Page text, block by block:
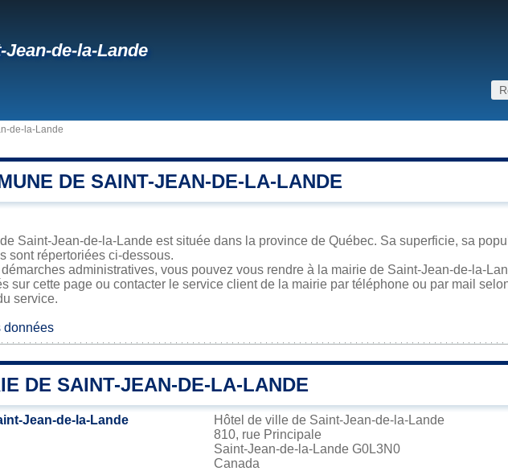
Jean-de-la-Lande
de-la-Lande
DE SAINT-JEAN-DE-LA-LANDE
Saint-Jean-de-la-Lande est située dans la province de Québec. Sa superficie, sa
sont répertoriées ci-dessous.
administratives, vous pouvez vous rendre à la mairie de Saint-Jean-de-la-
sur cette page ou contacter le service client de la mairie par téléphone ou par mail
service.
données
DE SAINT-JEAN-DE-LA-LANDE
Jean-de-la-Lande
Hôtel de ville de Saint-Jean-de-la-Lande
810, rue Principale
Saint-Jean-de-la-Lande G0L3N0
Canada